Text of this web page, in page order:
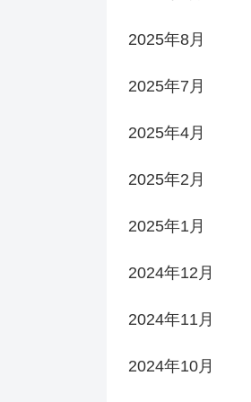
2025年8月
2025年7月
2025年4月
2025年2月
2025年1月
2024年12月
2024年11月
2024年10月